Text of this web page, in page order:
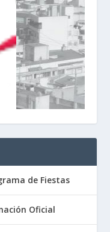
de Fiestas
Oficial